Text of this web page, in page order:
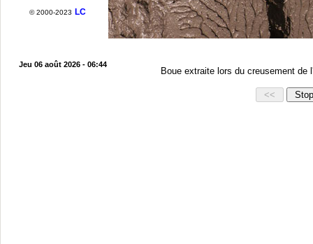
© 2000-2023 LC
Jeu 06 août 2026 - 06:44
Boue extraite lors du creusement